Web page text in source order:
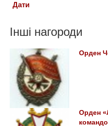
Дати
Інші нагороди
Орден
Орден